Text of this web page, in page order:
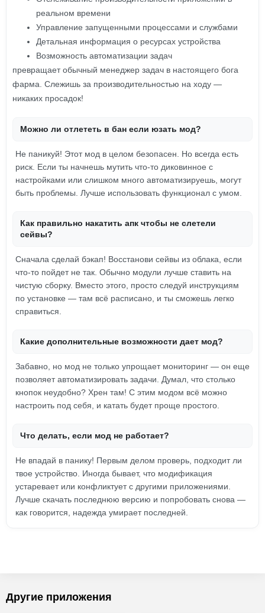
реальном времени
Управление запущенными процессами и службами
Детальная информация о ресурсах устройства
Возможность автоматизации задач
превращает обычный менеджер задач в настоящего бога
фарма. Слежишь за производительностью на ходу —
никаких просадок!
Можно ли отлететь в бан если юзать мод?
Не паникуй! Этот мод в целом безопасен. Но всегда есть
риск. Если ты начнешь мутить что-то диковинное с
настройками или слишком много автоматизируешь, могут
быть проблемы. Лучше использовать функционал с умом.
Как правильно накатить апк чтобы не слетели
сейвы?
Сначала сделай бэкап! Восстанови сейвы из облака, если
что-то пойдет не так. Обычно модули лучше ставить на
чистую сборку. Вместо этого, просто следуй инструкциям
по установке — там всё расписано, и ты сможешь легко
справиться.
Какие дополнительные возможности дает мод?
Забавно, но мод не только упрощает мониторинг — он еще
позволяет автоматизировать задачи. Думал, что столько
кнопок неудобно? Хрен там! С этим модом всё можно
настроить под себя, и катать будет проще простого.
Что делать, если мод не работает?
Не впадай в панику! Первым делом проверь, подходит ли
твое устройство. Иногда бывает, что модификация
устаревает или конфликтует с другими приложениями.
Лучше скачать последнюю версию и попробовать снова —
как говорится, надежда умирает последней.
Другие приложения